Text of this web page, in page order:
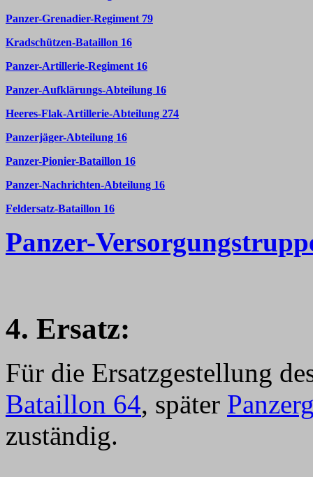
Panzer-Grenadier-Regiment 79
Kradschützen-Bataillon 16
Panzer-Artillerie-Regiment 16
Panzer-Aufklärungs-Abteilung 16
Heeres-Flak-Artillerie-Abteilung 274
Panzerjäger-Abteilung 16
Panzer-Pionier-Bataillon 16
Panzer-Nachrichten-Abteilung 16
Feldersatz-Bataillon 16
Panzer-
4. Ersatz:
Für die Ersatzgestellung
Bataillon 64, später
zuständig.